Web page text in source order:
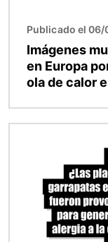
Publicado el 06/
Imágenes
en Europa
ola de calor